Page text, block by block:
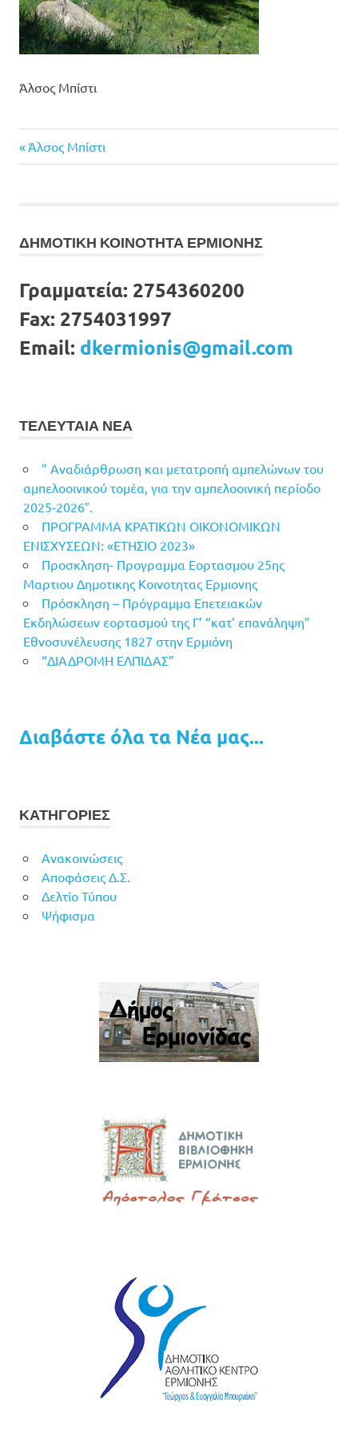
Άλσος Μπίστι
Πλοήγηση
Previous
Post:
Άλσος Μπίστι
ΔΗΜΟΤΙΚΗ ΚΟΙΝΟΤΗΤΑ ΕΡΜΙΟΝΗΣ
Γραμματεία: 2754360200
Fax: 2754031997
Email: dkermionis@gmail.com
ΤΕΛΕΥΤΑΙΑ ΝΕΑ
” Αναδιάρθρωση και μετατροπή αμπελώνων του
αμπελοοινικού τομέα, για την αμπελοοινική περίοδο
2025-2026″.
ΠΡΟΓΡΑΜΜΑ ΚΡΑΤΙΚΩΝ ΟΙΚΟΝΟΜΙΚΩΝ
ΕΝΙΣΧΥΣΕΩΝ: «ΕΤΗΣΙΟ 2023»
Προσκληση- Προγραμμα Εορτασμου 25ης
Μαρτιου Δημοτικης Κοινοτητας Ερμιονης
Πρόσκληση – Πρόγραμμα Επετειακών
Εκδηλώσεων εορτασμού της Γ’ “κατ’ επανάληψη”
Εθνοσυνέλευσης 1827 στην Ερμιόνη
“ΔΙΑΔΡΟΜΗ ΕΛΠΙΔΑΣ”
Διαβάστε όλα τα Νέα μας...
ΚΑΤΗΓΟΡΙΕΣ
Ανακοινώσεις
Αποφάσεις Δ.Σ.
Δελτίο Τύπου
Ψήφισμα